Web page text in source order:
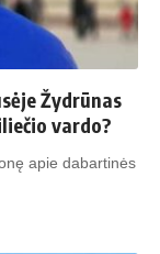
Žydrūnas
vardo?
apie dabartinės